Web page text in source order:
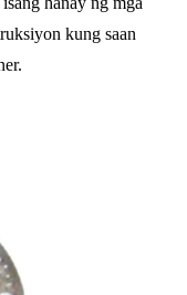
kung saan